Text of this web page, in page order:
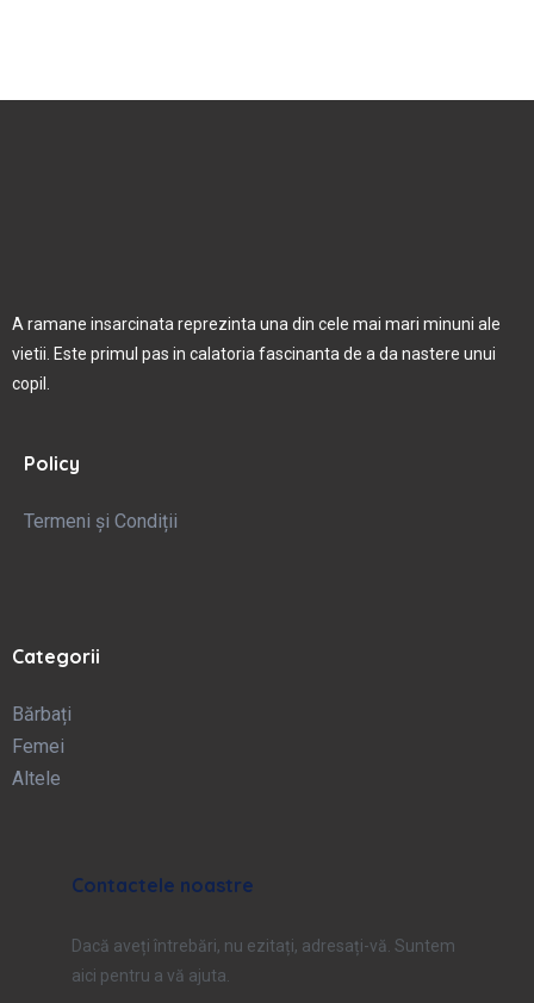
A ramane insarcinata reprezinta una din cele mai mari minuni ale
vietii. Este primul pas in calatoria fascinanta de a da nastere unui
copil.
Policy
Termeni și Condiții
Categorii
Bărbați
Femei
Altele
Contactele noastre
Dacă aveți întrebări, nu ezitați, adresați-vă. Suntem
aici pentru a vă ajuta.